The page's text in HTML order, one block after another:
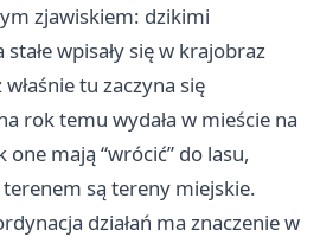
zjawiskiem: dzikimi
wpisały się w krajobraz
tu zaczyna się
rok temu wydała w mieście na
mają “wrócić” do lasu,
są tereny miejskie.
działań ma znaczenie w